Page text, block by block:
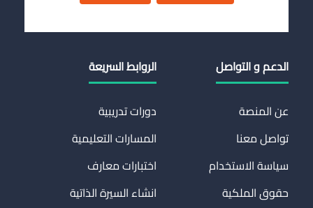
الدعم و التواصل
عن المنصة
تواصل معنا
سياسة الاستخدام
حقوق الملكية
الروابط السريعة
دورات تدريبية
المسارات التعليمية
اختبارات معارف
انشاء السيرة الذاتية